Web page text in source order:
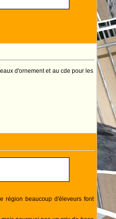
d'ornement et au cde pour les
région beaucoup d'éleveurs font